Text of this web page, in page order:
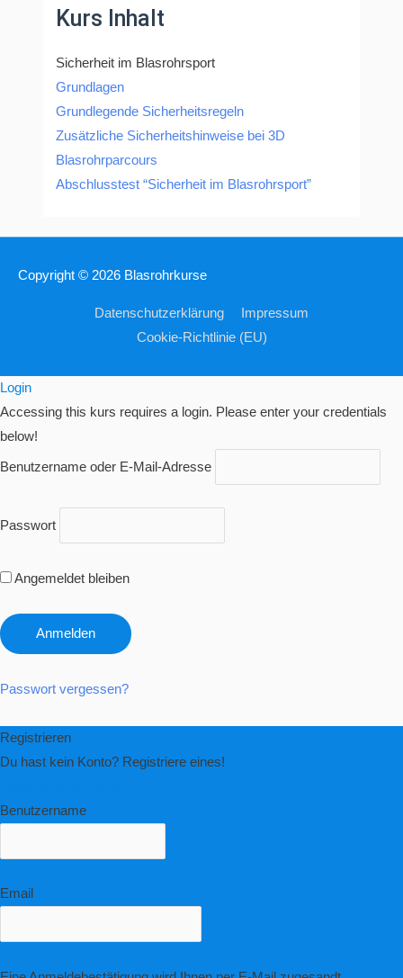
Kurs Inhalt
Sicherheit im Blasrohrsport
Grundlagen
Grundlegende Sicherheitsregeln
Zusätzliche Sicherheitshinweise bei 3D
Blasrohrparcours
Abschlusstest “Sicherheit im Blasrohrsport”
Copyright © 2026 Blasrohrkurse
Datenschutzerklärung
Impressum
Cookie-Richtlinie (EU)
Login
Accessing this kurs requires a login. Please enter your credentials
below!
Benutzername oder E-Mail-Adresse
Passwort
Angemeldet bleiben
Passwort vergessen?
Registrieren
Du hast kein Konto? Registriere eines!
Benutzername
Email